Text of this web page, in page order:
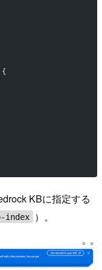
{
KBに指定する
index ）。